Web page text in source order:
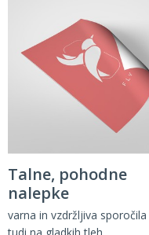
Talne, pohodne
nalepke
varna in vzdržljiva sporočila